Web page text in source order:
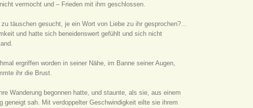
vermocht und – Frieden mit ihm geschlossen.
täuschen gesucht, je ein Wort von Liebe zu ihr gesprochen?…
und hatte sich beneidenswert gefühlt und sich nicht
ergriffen worden in seiner Nähe, im Banne seiner Augen,
ihr die Brust.
Wanderung begonnen hatte, und staunte, als sie, aus einem
geneigt sah. Mit verdoppelter Geschwindigkeit eilte sie ihrem